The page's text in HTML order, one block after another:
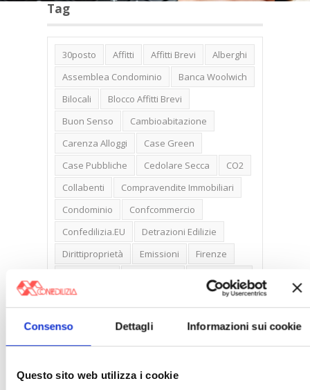
Consenso Dettagli Informazioni sui cookie
Questo sito web utilizza i cookie
Tag
30posto Affitti Affitti Brevi
Alberghi
Assemblea Condominio
Banca Woolwich
Bilocali
Blocco Affitti Brevi
Buon Senso
Cambioabitazione
Carenza Alloggi
Case Green
Case Pubbliche
Cedolare Secca
CO2
Collabenti
Compravendite Immobiliari
Condominio
Confcommercio
Confedilizia.EU
Detrazioni Edilizie
Dirittiproprietà
Emissioni
Firenze
Ideologia Green
Irregolarità Formali
Libero Mercato
Monolocali
New York
Nudaproprietà